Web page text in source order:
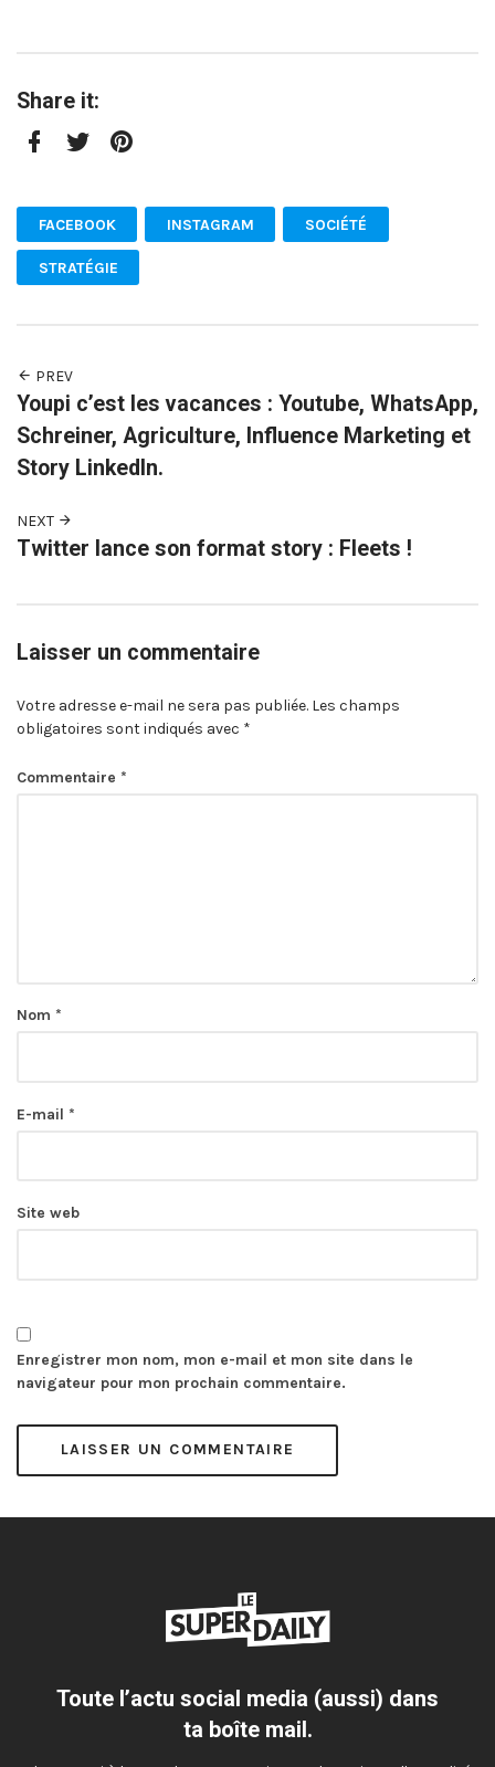
Share it:
FACEBOOK INSTAGRAM SOCIÉTÉ
STRATÉGIE
PREV
Youpi c’est les vacances : Youtube, WhatsApp,
Schreiner, Agriculture, Influence Marketing et
Story LinkedIn.
NEXT
Twitter lance son format story : Fleets !
Laisser un commentaire
Votre adresse e-mail ne sera pas publiée. Les champs
obligatoires sont indiqués avec *
Commentaire *
Nom *
E-mail *
Site web
Enregistrer mon nom, mon e-mail et mon site dans le
navigateur pour mon prochain commentaire.
Toute l’actu social media (aussi) dans
ta boîte mail.